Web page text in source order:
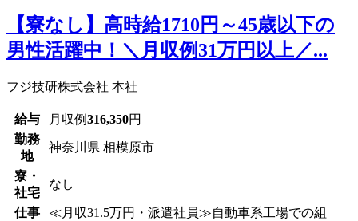
【寮なし】高時給1710円～45歳以下の
男性活躍中！＼月収例31万円以上／...
フジ技研株式会社 本社
給与 月収例316,350円
勤務
地
神奈川県 相模原市
寮・
社宅
なし
仕事
≪月収31.5万円・派遣社員≫自動車系工場での組